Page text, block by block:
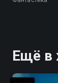
Ещё в